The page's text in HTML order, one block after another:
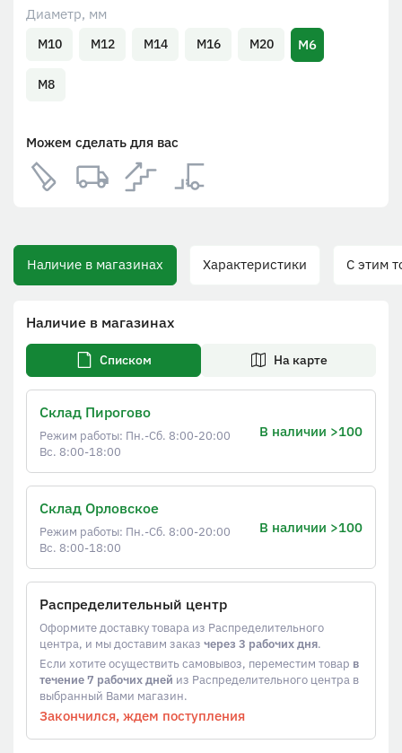
Диаметр, мм
М10 М12 М14 М16 М20 М6
М8
Можем сделать для вас
Наличие в магазинах Характеристики С этим
Наличие в магазинах
Списком На карте
Склад Пирогово
Режим работы: Пн.-Сб. 8:00-20:00
Вс. 8:00-18:00
В наличии >100
Склад Орловское
Режим работы: Пн.-Сб. 8:00-20:00
Вс. 8:00-18:00
В наличии >100
Распределительный центр
Оформите доставку товара из Распределительного
центра, и мы доставим заказ через 3 рабочих дня.
Если хотите осуществить самовывоз, переместим товар в
течение 7 рабочих дней из Распределительного центра в
выбранный Вами магазин.
Закончился, ждем поступления